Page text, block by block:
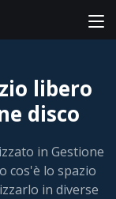
libero
disco
in Gestione
cos'è lo spazio
in diverse